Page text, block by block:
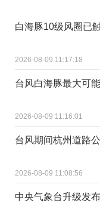
白海豚10级风圈已
2026-08-09 11:17:18
台风白海豚最大可
2026-08-09 11:16:01
台风期间杭州道路
2026-08-09 11:08:56
中央气象台升级发